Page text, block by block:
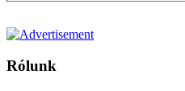
Rólunk